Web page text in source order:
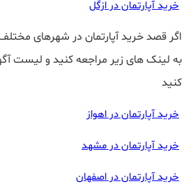
خرید آپارتمان در ازگل
اگر قصد خرید آپارتمان در شهرهای مختلف
به لینک های زیر مراجعه کنید و لیست
کنید
خرید آپارتمان در اهواز
خرید آپارتمان در مشهد
خرید آپارتمان در اصفهان